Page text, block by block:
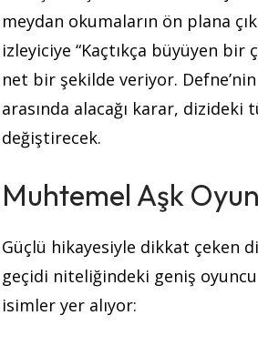
meydan okumaların ön plana
izleyiciye “Kaçtıkça büyüyen bir
net bir şekilde veriyor.
arasında alacağı karar, dizideki
değiştirecek.
Muhtemel Aşk
Güçlü hikayesiyle dikkat çeken
geçidi niteliğindeki geniş
isimler yer alıyor: